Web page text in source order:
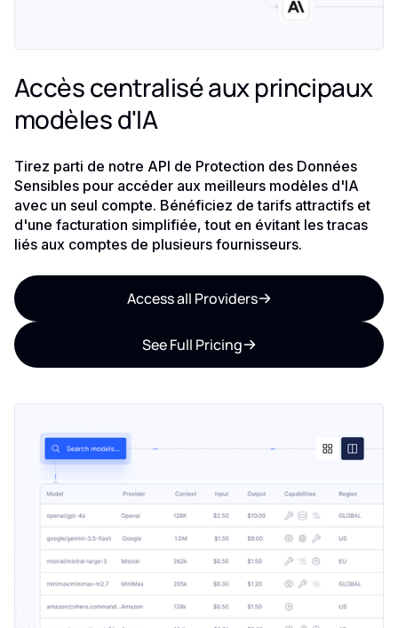
Accès centralisé aux principaux
modèles d'IA
Tirez parti de notre API de Protection des Données
Sensibles pour accéder aux meilleurs modèles d'IA
avec un seul compte. Bénéficiez de tarifs attractifs et
d'une facturation simplifiée, tout en évitant les tracas
liés aux comptes de plusieurs fournisseurs.
Access all Providers
See Full Pricing